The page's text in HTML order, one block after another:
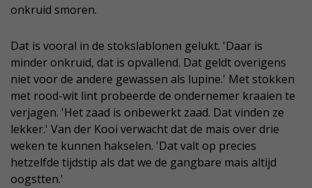
onkruid smoren.
Dat is vooral in de stokslablonen gelukt. 'Daar is
minder onkruid, dat is opvallend. Dat geldt overigens
niet voor de andere gewassen als lupine.' Met stokken
met rood-wit lint probeerde de ondernemer kraaien te
verjagen. 'Het zaad is onbewerkt zaad. Dat vinden ze
lekker.' Van der Kooi verwacht dat de mais over drie
weken te kunnen hakselen. 'Dat valt op precies
hetzelfde tijdstip als dat we de gangbare mais altijd
oogstten.'